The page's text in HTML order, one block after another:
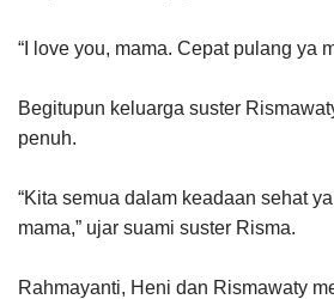
“I love you, mama. Cepat pulang ya
Begitupun keluarga suster
penuh.
“Kita semua dalam keadaan sehat
mama,” ujar suami suster Risma.
Rahmayanti, Heni dan Rismawaty